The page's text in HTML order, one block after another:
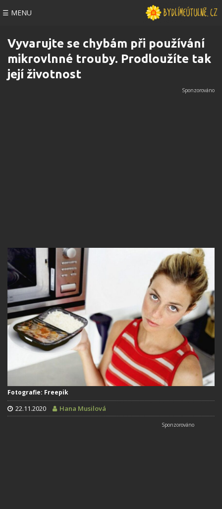
☰ MENU
Vyvarujte se chybám při používání
mikrovlnné trouby. Prodloužíte tak
její životnost
Fotografie: Freepik
22.11.2020 Hana Musilová